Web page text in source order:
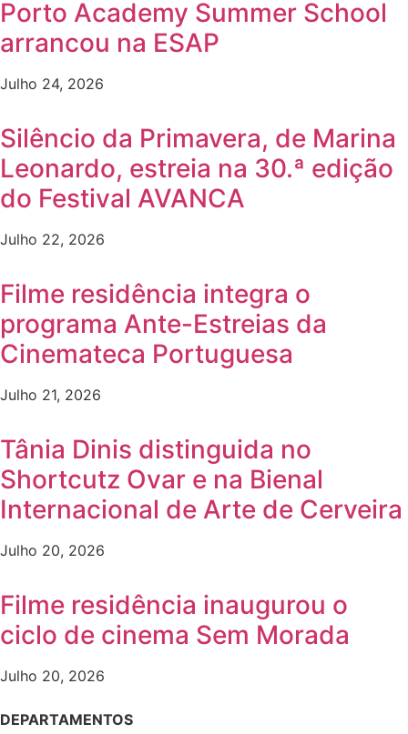
Porto Academy Summer School
arrancou na ESAP
Julho 24, 2026
Silêncio da Primavera, de Marina
Leonardo, estreia na 30.ª edição
do Festival AVANCA
Julho 22, 2026
Filme residência integra o
programa Ante-Estreias da
Cinemateca Portuguesa
Julho 21, 2026
Tânia Dinis distinguida no
Shortcutz Ovar e na Bienal
Internacional de Arte de Cerveira
Julho 20, 2026
Filme residência inaugurou o
ciclo de cinema Sem Morada
Julho 20, 2026
DEPARTAMENTOS